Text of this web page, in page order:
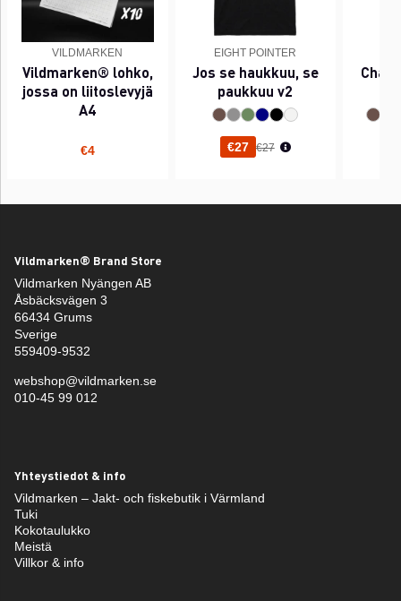
VILDMARKEN
Vildmarken® lohko,
jossa on liitoslevyjä
A4
€4
EIGHT POINTER
Jos se haukkuu, se
paukkuu v2
€27 Normaali hinta
€27
Vildmarken® Brand Store
Vildmarken Nyängen AB
Åsbäcksvägen 3
66434 Grums
Sverige
559409-9532
webshop@vildmarken.se
010-45 99 012
Yhteystiedot & info
Vildmarken – Jakt- och fiskebutik i Värmland
Tuki
Kokotaulukko
Meistä
Villkor & info